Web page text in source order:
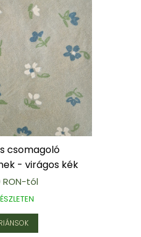
csomagoló
- virágos kék
RON-tól